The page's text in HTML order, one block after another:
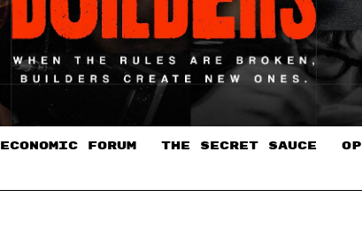
ECONOMIC FORUM THE SECRET SAUCE​